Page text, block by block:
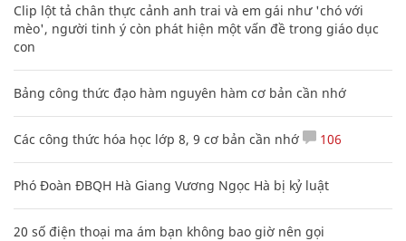
Clip lột tả chân thực cảnh anh trai và em gái như 'chó với
mèo', người tinh ý còn phát hiện một vấn đề trong giáo dục
con
Bảng công thức đạo hàm nguyên hàm cơ bản cần nhớ
Các công thức hóa học lớp 8, 9 cơ bản cần nhớ 106
Phó Đoàn ĐBQH Hà Giang Vương Ngọc Hà bị kỷ luật
20 số điện thoại ma ám bạn không bao giờ nên gọi